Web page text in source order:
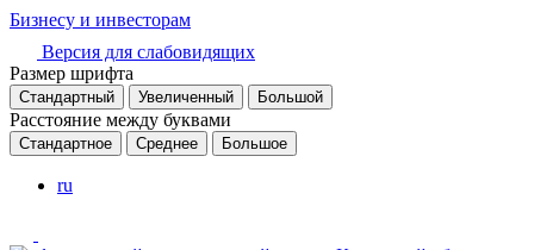
Бизнесу и инвесторам
Версия для слабовидящих
Размер шрифта
Стандартный Увеличенный Большой
Расстояние между буквами
Стандартное Среднее Большое
ru